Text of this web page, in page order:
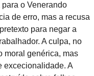
o Venerando
de erro, mas a recusa
para negar a
A culpa, no
moral genérica, mas
excecionalidade. A